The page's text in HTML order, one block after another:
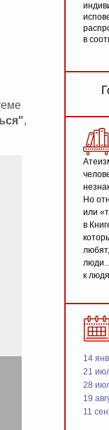
,
в
Но
или
в
люди…
к
14
21
28
19
11